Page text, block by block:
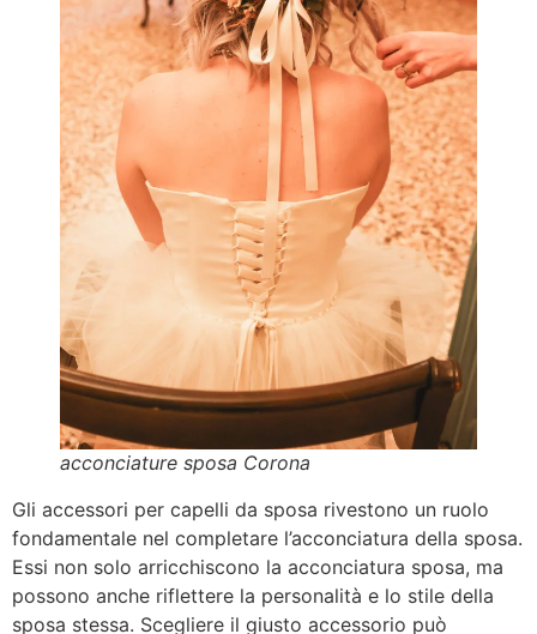
acconciature sposa Corona
Gli accessori per capelli da sposa rivestono un ruolo
fondamentale nel completare l’acconciatura della sposa.
Essi non solo arricchiscono la acconciatura sposa, ma
possono anche riflettere la personalità e lo stile della
sposa stessa. Scegliere il giusto accessorio può